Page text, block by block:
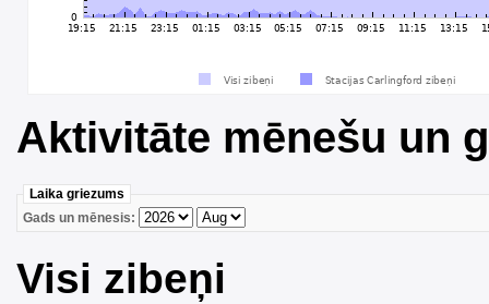
Aktivitāte mēnešu un
Laika griezums
Gads un mēnesis:
Visi zibeņi